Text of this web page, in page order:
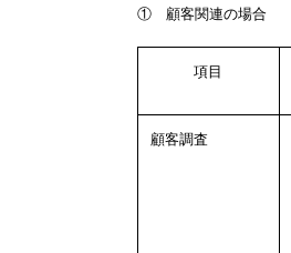
① 顧客関連の場合
項目
顧客調査